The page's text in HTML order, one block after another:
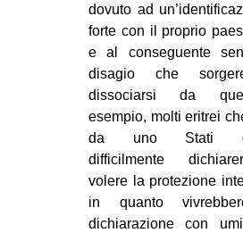
dovuto ad
forte con il proprio
e al conseguente
disagio che
dissociarsi da
esempio, molti eritrei
da uno Stati
difficilmente
volere la protezione
in quanto
dichiarazione con